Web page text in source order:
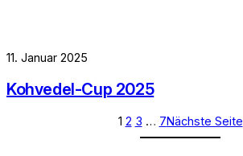
11. Januar 2025
Kohvedel-Cup 2025
1 2 3 … 7Nächste Seite